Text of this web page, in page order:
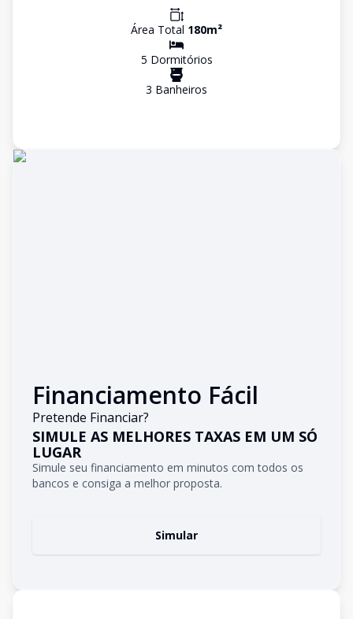
Área Total 180m²
5 Dormitórios
3 Banheiros
Financiamento Fácil
Pretende Financiar?
SIMULE AS MELHORES TAXAS EM UM SÓ
LUGAR
Simule seu financiamento em minutos com todos os
bancos e consiga a melhor proposta.
Simular